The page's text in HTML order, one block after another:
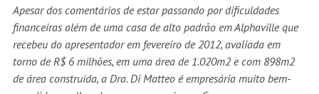
Apesar dos comentários de estar passando por dificuldades
financeiras além de uma casa de alto padrão em Alphaville que
recebeu do apresentador em fevereiro de 2012, avaliada em
torno de R$ 6 milhões, em uma área de 1.020m2 e com 898m2
de área construída, a Dra. Di Matteo é empresária muito bem-